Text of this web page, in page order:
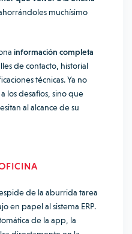
muchísimo
información completa
de contacto, historial
técnicas. Ya no
los desafíos, sino que
al alcance de su
de la aburrida tarea
en papel al sistema ERP.
de la app, la